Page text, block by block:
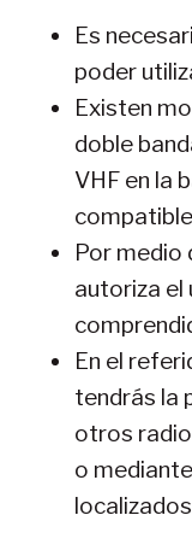
Es
poder
Existen
doble
VHF en la
Por medio
autoriza el
En el
tendrás la
otros
o